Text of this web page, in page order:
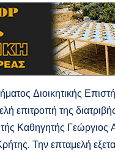
Διοικητικής
επιτροπή της
Καθηγητής Γεώργιος
Την επταμελή